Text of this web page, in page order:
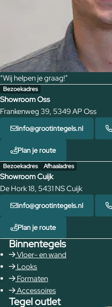
“Wij helpen je graag!”
Bezoekadres
Showroom Oss
Frankenweg 39, 5349 AP Oss
info@grootintegels.nl
Plan je route
Bezoekadres Afhaaladres
Showroom Cuijk
De Hork 18, 5431 NS Cuijk
info@grootintegels.nl
Plan je route
Binnentegels
Vloer- en wand
Looks
Formaten
Accessoires
Tegel outlet